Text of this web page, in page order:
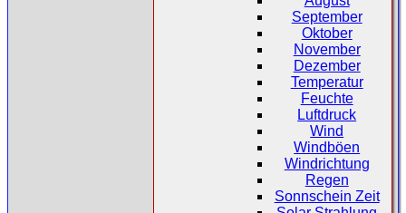
September
Oktober
November
Dezember
Temperatur
Feuchte
Luftdruck
Wind
Windböen
Windrichtung
Regen
Sonnschein Zeit